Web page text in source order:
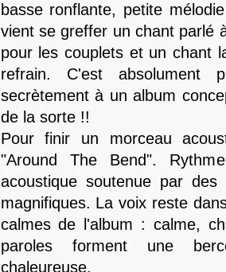
basse ronflante, petite
vient se greffer un chant parlé
pour les couplets et un chant
refrain. C'est absolument
secrètement à un album
de la sorte !!
Pour finir un morceau
"Around The Bend".
acoustique soutenue par
magnifiques. La voix reste
calmes de l'album : calme,
paroles forment une
chaleureuse.